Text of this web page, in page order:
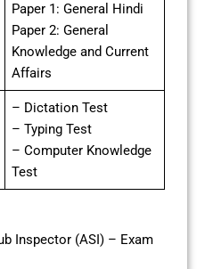
Paper 1: General Hindi
Paper 2: General
Knowledge and Current
Affairs
– Dictation Test
– Typing Test
– Computer Knowledge
Test
Inspector (ASI) – Exam